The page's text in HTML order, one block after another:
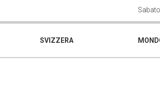
SVIZZERA